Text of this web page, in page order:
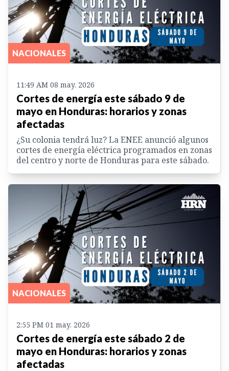
NACIONALES
11:49 AM 08 may. 2026
Cortes de energía este sábado 9 de
mayo en Honduras: horarios y zonas
afectadas
¿Su colonia tendrá luz? La ENEE anunció algunos
cortes de energía eléctrica programados en zonas
del centro y norte de Honduras para este sábado.
NACIONALES
2:55 PM 01 may. 2026
Cortes de energía este sábado 2 de
mayo en Honduras: horarios y zonas
afectadas